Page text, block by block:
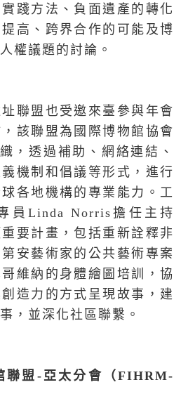
踐方法、負面遺產的轉化
高、跨界合作的可能及博
權議題的討論。
聯盟也受邀來臺參與年會
該聯盟為國際博物館協會
，透過補助、網絡連結、
機制和倡議等形式，進行
各地機構的專業能力。工
員 Linda Norris 擔任主持
要計畫，包括重新詮釋非
安藝術家的公共藝術專案
維納的身體繪圖培訓，協
造力的方式呈現故事，建
，並深化社區聯繫。
聯盟 - 亞太分會（ FIHRM-